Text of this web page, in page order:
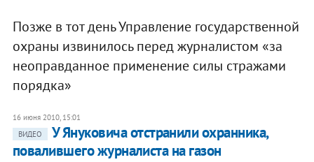
Позже в тот день Управление государственной
охраны извинилось перед журналистом «за
неоправданное применение силы стражами
порядка»
16 июня 2010, 15:01
ВИДЕО
У Януковича отстранили охранника,
повалившего журналиста на газон